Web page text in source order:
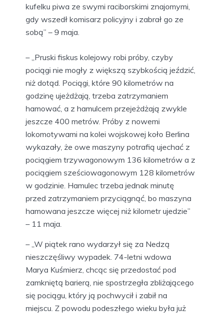
kufelku piwa ze swymi raciborskimi znajomymi,
gdy wszedł komisarz policyjny i zabrał go ze
sobą” – 9 maja.
– „Pruski fiskus kolejowy robi próby, czyby
pociągi nie mogły z większą szybkością jeździć,
niż dotąd. Pociągi, które 90 kilometrów na
godzinę ujeżdżają, trzeba zatrzymaniem
hamować, a z hamulcem przejeżdżają zwykle
jeszcze 400 metrów. Próby z nowemi
lokomotywami na kolei wojskowej koło Berlina
wykazały, że owe maszyny potrafią ujechać z
pociągiem trzywagonowym 136 kilometrów a z
pociągiem sześciowagonowym 128 kilometrów
w godzinie. Hamulec trzeba jednak minutę
przed zatrzymaniem przyciągnąć, bo maszyna
hamowana jeszcze więcej niż kilometr ujedzie”
– 11 maja.
– „W piątek rano wydarzył się za Nedzą
nieszczęśliwy wypadek. 74-letni wdowa
Marya Kuśmierz, chcąc się przedostać pod
zamkniętą barierą, nie spostrzegła zbliżającego
się pociągu, który ją pochwycił i zabił na
miejscu. Z powodu podeszłego wieku była już